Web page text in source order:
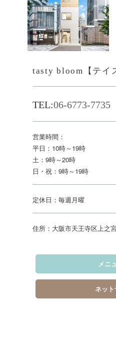
tasty bloom【テイ
TEL:06-6773-7735
営業時間：
平日：10時～19時
土：9時～20時
日・祝：9時～19時
定休日：毎週月曜
住所：大阪市天王寺区上之
メニ
ネッ